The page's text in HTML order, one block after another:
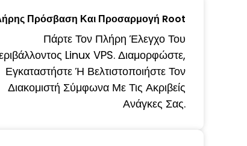
Πρόσβαση Και Προσαρμογή Root
Πάρτε Τον Πλήρη Έλεγχο Του
Linux VPS. Διαμορφώστε,
Εγκαταστήστε Ή Βελτιστοποιήστε Τον
Διακομιστή Σύμφωνα Με Τις Ακριβείς
Ανάγκες Σας.